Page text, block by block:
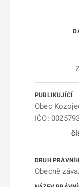
Obec
IČO:
Obecně